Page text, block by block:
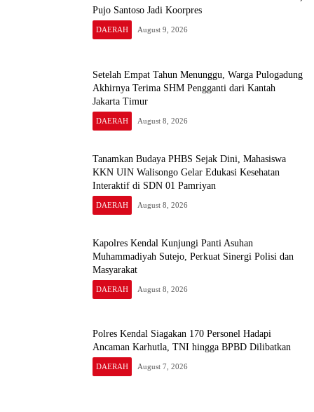
Pujo Santoso Jadi Koorpres
DAERAH August 9, 2026
Setelah Empat Tahun Menunggu, Warga Pulogadung
Akhirnya Terima SHM Pengganti dari Kantah
Jakarta Timur
DAERAH August 8, 2026
Tanamkan Budaya PHBS Sejak Dini, Mahasiswa
KKN UIN Walisongo Gelar Edukasi Kesehatan
Interaktif di SDN 01 Pamriyan
DAERAH August 8, 2026
Kapolres Kendal Kunjungi Panti Asuhan
Muhammadiyah Sutejo, Perkuat Sinergi Polisi dan
Masyarakat
DAERAH August 8, 2026
Polres Kendal Siagakan 170 Personel Hadapi
Ancaman Karhutla, TNI hingga BPBD Dilibatkan
DAERAH August 7, 2026